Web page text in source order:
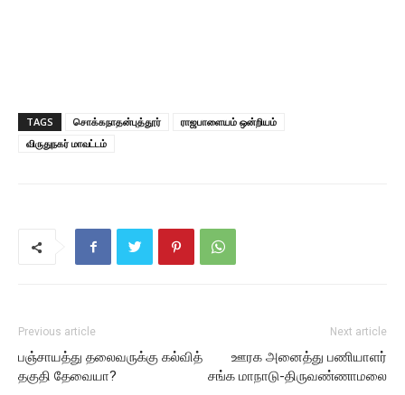
TAGS சொக்கநாதன்புத்தூர்
ராஜபாளையம் ஒன்றியம்
விருதுநகர் மாவட்டம்
Previous article
பஞ்சாயத்து தலைவருக்கு கல்வித்
தகுதி தேவையா?
Next article
ஊரக அனைத்து பணியாளர்
சங்க மாநாடு-திருவண்ணாமலை